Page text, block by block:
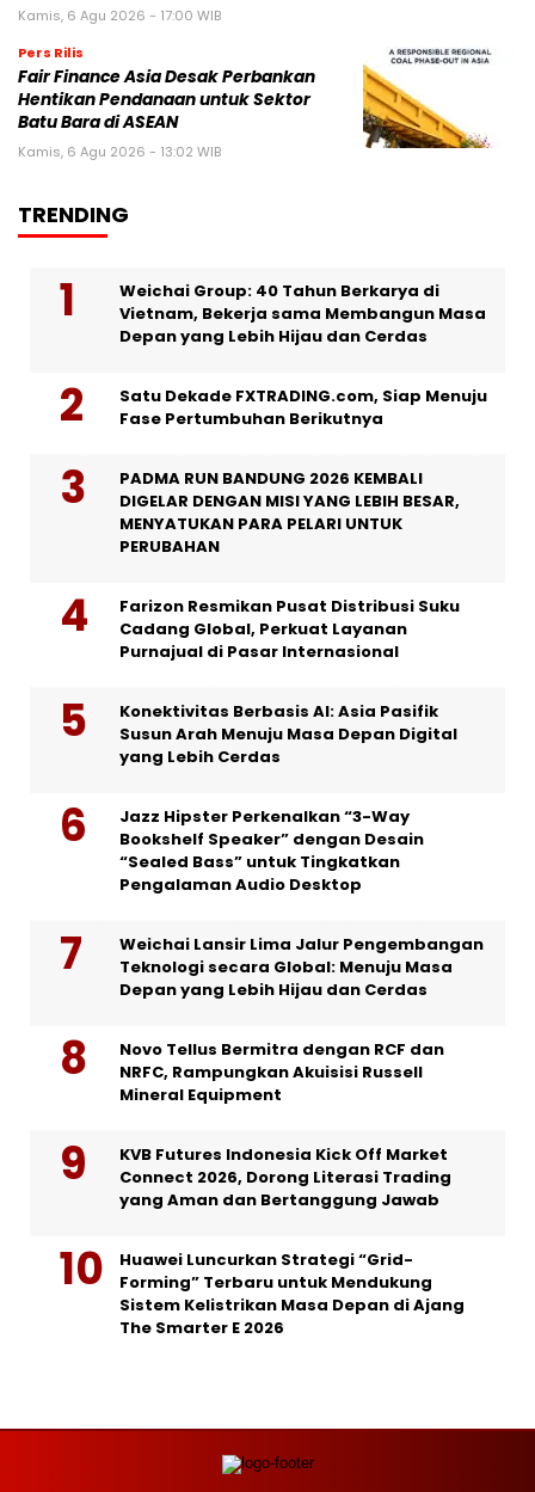
Kamis, 6 Agu 2026 - 17:00 WIB
Pers Rilis
Fair Finance Asia Desak Perbankan
Hentikan Pendanaan untuk Sektor
Batu Bara di ASEAN
Kamis, 6 Agu 2026 - 13:02 WIB
TRENDING
Weichai Group: 40 Tahun Berkarya di
Vietnam, Bekerja sama Membangun Masa
Depan yang Lebih Hijau dan Cerdas
Satu Dekade FXTRADING.com, Siap Menuju
Fase Pertumbuhan Berikutnya
PADMA RUN BANDUNG 2026 KEMBALI
DIGELAR DENGAN MISI YANG LEBIH BESAR,
MENYATUKAN PARA PELARI UNTUK
PERUBAHAN
Farizon Resmikan Pusat Distribusi Suku
Cadang Global, Perkuat Layanan
Purnajual di Pasar Internasional
Konektivitas Berbasis AI: Asia Pasifik
Susun Arah Menuju Masa Depan Digital
yang Lebih Cerdas
Jazz Hipster Perkenalkan “3-Way
Bookshelf Speaker” dengan Desain
“Sealed Bass” untuk Tingkatkan
Pengalaman Audio Desktop
Weichai Lansir Lima Jalur Pengembangan
Teknologi secara Global: Menuju Masa
Depan yang Lebih Hijau dan Cerdas
Novo Tellus Bermitra dengan RCF dan
NRFC, Rampungkan Akuisisi Russell
Mineral Equipment
KVB Futures Indonesia Kick Off Market
Connect 2026, Dorong Literasi Trading
yang Aman dan Bertanggung Jawab
Huawei Luncurkan Strategi “Grid-
Forming” Terbaru untuk Mendukung
Sistem Kelistrikan Masa Depan di Ajang
The Smarter E 2026